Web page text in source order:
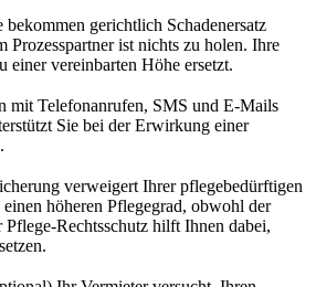
bekommen gerichtlich Schadenersatz
Prozesspartner ist nichts zu holen. Ihre
einer vereinbarten Höhe ersetzt.
mit Telefonanrufen, SMS und E-Mails
Sie bei der Erwirkung einer
verweigert Ihrer pflegebedürftigen
höheren Pflegegrad, obwohl der
Rechtsschutz hilft Ihnen dabei,